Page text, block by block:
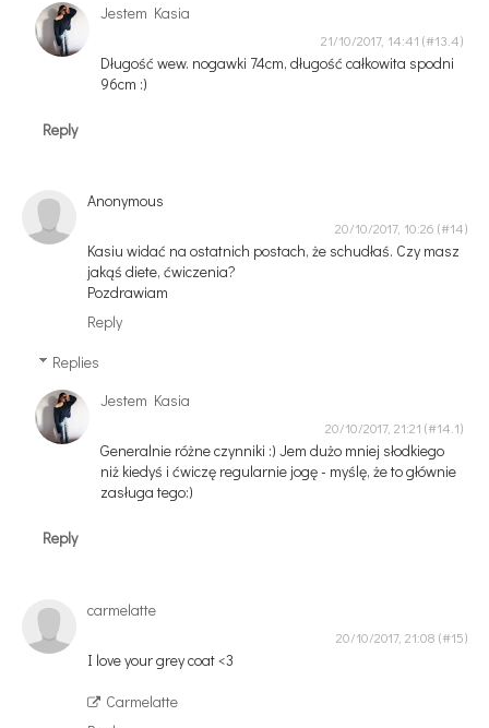
Jestem Kasia
21/10/2017, 14:41
Długość wew. nogawki 74cm, długość całkowita spodni
96cm :)
Reply
Anonymous
20/10/2017, 10:26
Kasiu widać na ostatnich postach, że schudłaś. Czy masz
jakąś diete, ćwiczenia?
Pozdrawiam
Reply
Replies
Jestem Kasia
20/10/2017, 21:21
Generalnie różne czynniki :) Jem dużo mniej słodkiego
niż kiedyś i ćwiczę regularnie jogę - myślę, że to głównie
zasługa tego:)
Reply
carmelatte
20/10/2017, 21:08
I love your grey coat <3
Carmelatte